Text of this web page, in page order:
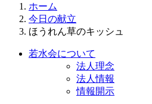
ホーム
今日の献立
ほうれん草のキッシュ
若水会について
法人理念
法人情報
情報開示